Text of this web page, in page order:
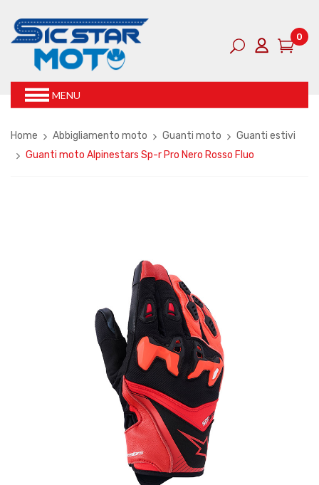
0
MENU
Home Abbigliamento moto Guanti moto
Guanti estivi
Guanti moto Alpinestars Sp-r Pro Nero Rosso Fluo